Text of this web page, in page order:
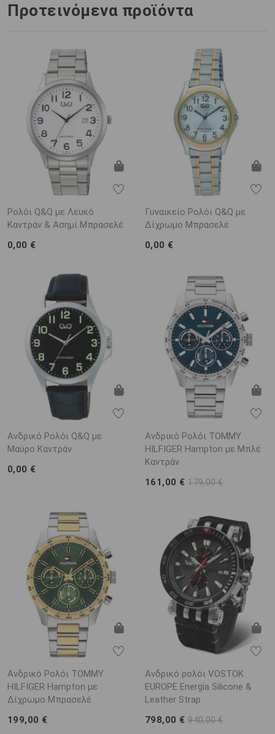
Προτεινόμενα προϊόντα
Ρολόι Q&Q με Λευκό
Καντράν & Ασημί Μπρασελέ
0,00 €
Γυναικείο Ρολόι Q&Q με
Δίχρωμο Μπρασελέ
0,00 €
Ανδρικό Ρολόι Q&Q με
Μαύρο Καντράν
0,00 €
Ανδρικό Ρολόι TOMMY
HILFIGER Hampton με Μπλέ
Καντράν
161,00 €179,00 €
Ανδρικό Ρολόι TOMMY
HILFIGER Hampton με
Δίχρωμο Μπρασελέ
199,00 €
Ανδρικό ρολόι VOSTOK
EUROPE Energia Silicone &
Leather Strap
798,00 €940,00 €